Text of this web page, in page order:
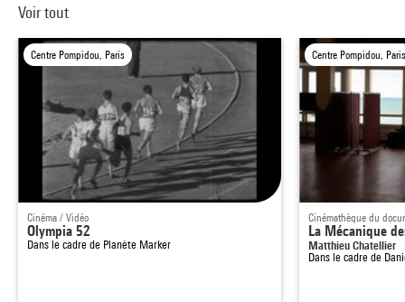
Voir tout
Centre Pompidou, Paris
Cinéma / Vidéo
Olympia 52
Dans le cadre de Planète Marker
Centre Pompidou,
Cinémathèque du
La Mécanique
Matthieu Chatellier
Dans le cadre de